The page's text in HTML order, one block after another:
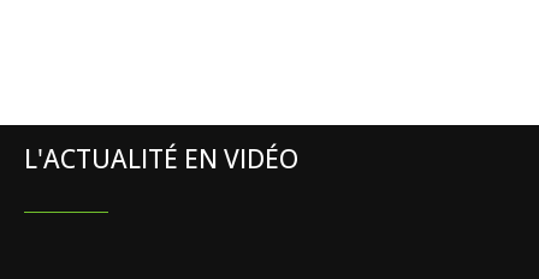
L'ACTUALITÉ EN VIDÉO